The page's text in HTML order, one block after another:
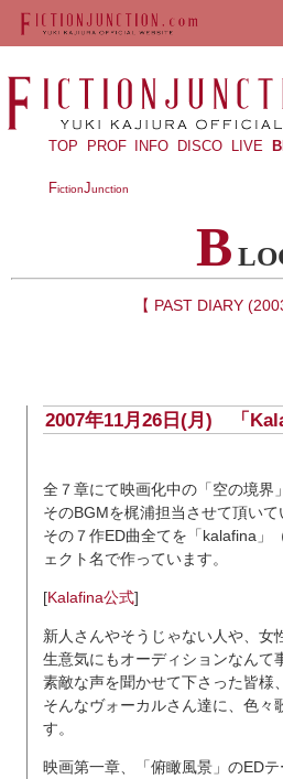
TOP PROF INFO DISCO LIVE
FictionJunction
B
【 PAST DIARY
2007年11月26日(月) 「
全７章にて映画化中の「空の境界」
そのBGMを梶浦担当させて頂いて
その７作ED曲全てを「kalafina」
ェクト名で作っています。
[Kalafina公式]
新人さんやそうじゃない人や、女
生意気にもオーディションなんて
素敵な声を聞かせて下さった皆様
そんなヴォーカルさん達に、色々
す。
映画第一章、「俯瞰風景」のEDテ